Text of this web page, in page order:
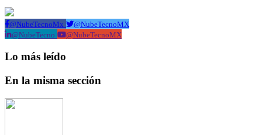
@NubeTecnoMx
@NubeTecnoMX
@NubeTecno
@NubeTecnoMX
Lo más leído
En la misma sección